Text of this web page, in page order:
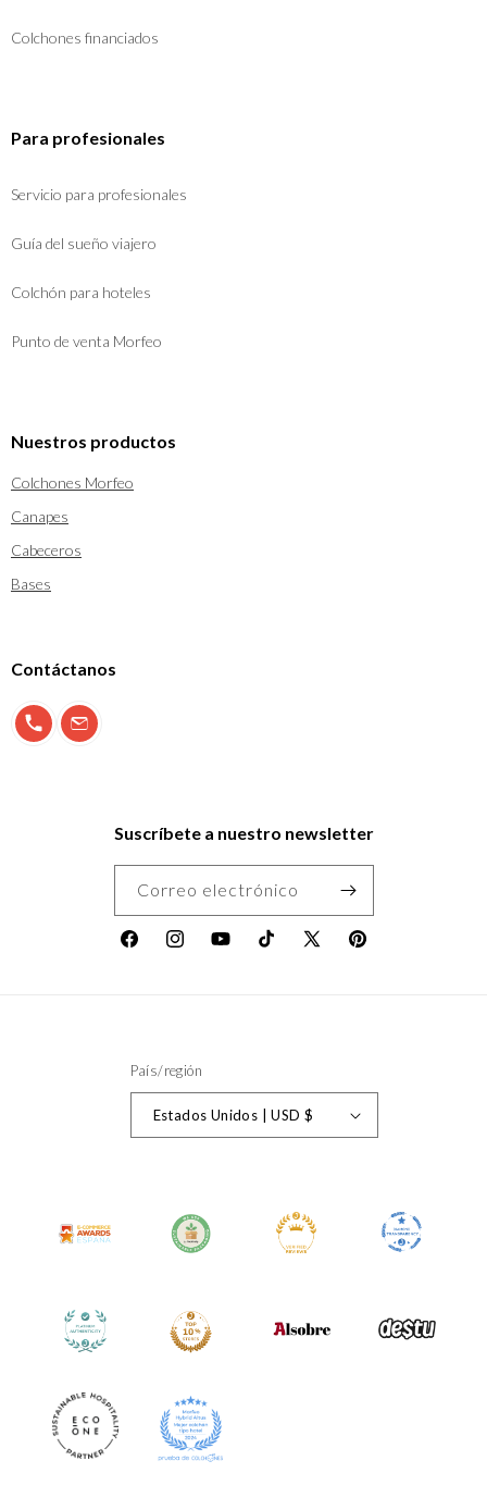
Colchones financiados
Para profesionales
Servicio para profesionales
Guía del sueño viajero
Colchón para hoteles
Punto de venta Morfeo
Nuestros productos
Colchones Morfeo
Canapes
Cabeceros
Bases
Contáctanos
900 897 123info@morfeo.com
Suscríbete a nuestro newsletter
Correo electrónico
FacebookInstagramYouTubeTikTok
X
Pinterest
País/región
Estados Unidos | USD $